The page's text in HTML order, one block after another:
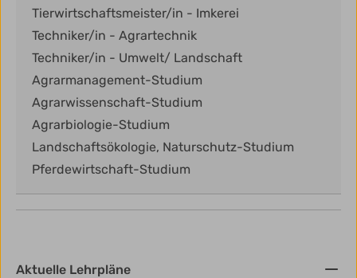
Tierwirtschaftsmeister/in - Imkerei
Techniker/in - Agrartechnik
Techniker/in - Umwelt/ Landschaft
Agrarmanagement-Studium
Agrarwissenschaft-Studium
Agrarbiologie-Studium
Landschaftsökologie, Naturschutz-Studium
Pferdewirtschaft-Studium
Aktuelle Lehrpläne